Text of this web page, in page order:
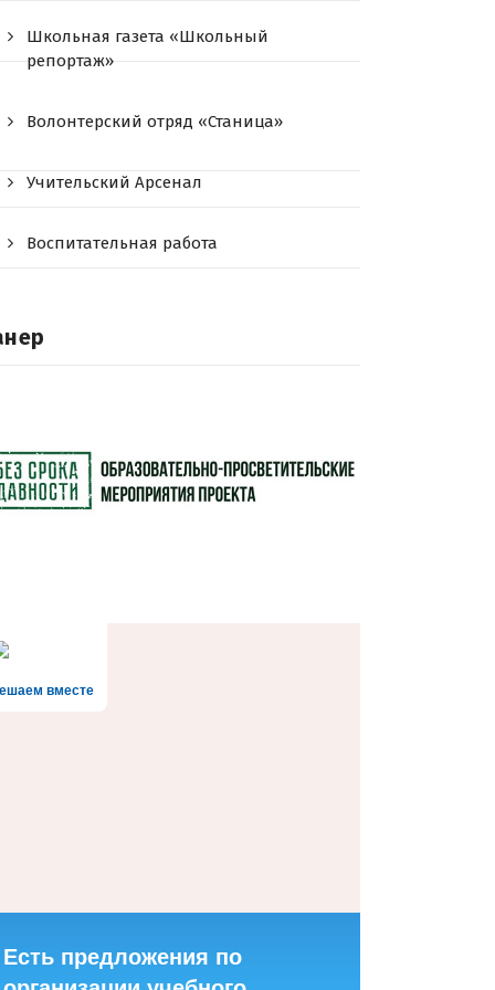
Школьная газета «Школьный
репортаж»
Волонтерский отряд «Станица»
Учительский Арсенал
Воспитательная работа
вместе
Есть предложения по